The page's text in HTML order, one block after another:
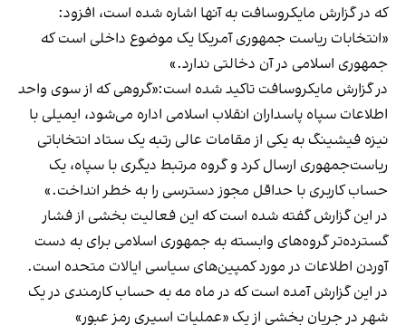
که در گزارش مایکروسافت به آنها اشاره شده است، افزود:
«انتخابات ریاست جمهوری آمریکا یک موضوع داخلی است که
جمهوری اسلامی در آن دخالتی ندارد.»
در گزارش مایکروسافت تاکید شده است:«گروهی که از سوی واحد
اطلاعات سپاه پاسداران انقلاب اسلامی اداره می‌شود، ایمیلی با
نیزه فیشینگ به یکی از مقامات عالی رتبه یک ستاد انتخاباتی
ریاست‌جمهوری ارسال کرد و گروه مرتبط دیگری با سپاه، یک
حساب کاربری با حداقل مجوز دسترسی را به خطر انداخت.»
در این گزارش گفته شده است که این فعالیت بخشی از فشار
گسترده‌تر گروه‌های وابسته به جمهوری اسلامی برای به دست
آوردن اطلاعات در مورد کمپین‌های سیاسی ایالات متحده است.
در این گزارش آمده است که در ماه مه به حساب کارمندی در یک
شهر در جریان بخشی از یک «عملیات اسپری رمز عبور»